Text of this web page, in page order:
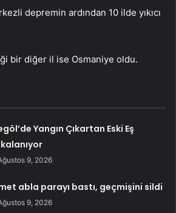
depremin ardından 10 ilde yıkıcı
bir diğer il ise Osmaniye oldu.
Yangın Çıkartan Eski Eş
9, 2026
abla parayı bastı, geçmişini sildi
9, 2026